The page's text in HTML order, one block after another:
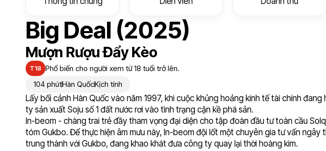
Big Deal (2025)
Mượn Rượu Đẩy Kèo
T18 Phổ biến cho người xem từ 18 tuổi trở lên.
104 phútHàn QuốcKịch tính
Lấy bối cảnh Hàn Quốc vào năm 1997, khi cuộc khủng hoảng kinh tế tài chính
ty sản xuất Soju số 1 đất nước rơi vào tình trạng cận kề phá sản.
In-beom - chàng trai trẻ đầy tham vọng đại diện cho tập đoàn đầu tư toàn cầu
tóm Gukbo. Để thực hiện âm mưu này, In-beom đội lốt một chuyên gia tư vấn
trung thành với Gukbo, đang khao khát đưa công ty quay lại thời hoàng kim.